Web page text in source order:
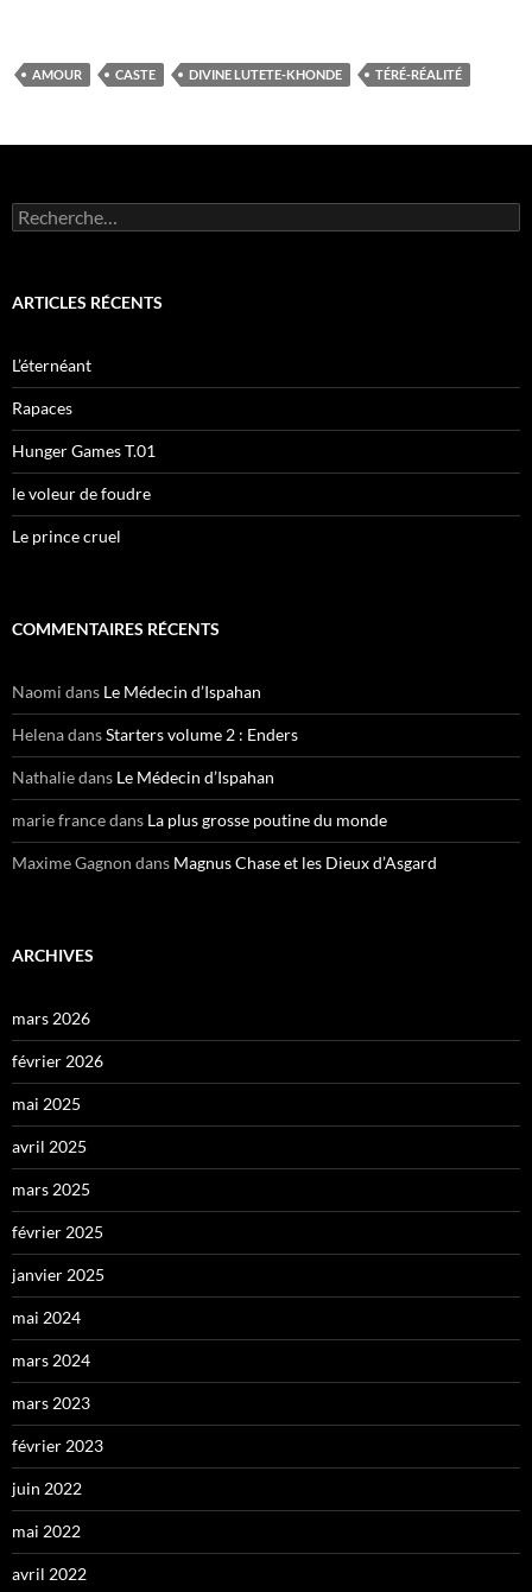
AMOUR CASTE DIVINE LUTETE-KHONDE TÉRÉ-RÉALITÉ
R
e
e
h
e
r
:
ARTICLES RÉCENTS
L’éternéant
Rapaces
Hunger Games T.01
le voleur de foudre
Le prince cruel
COMMENTAIRES RÉCENTS
Naomi dans Le Médecin d’Ispahan
HelenadansStarters volume 2 : Enders
Nathaliedans Le Médecin d’Ispahan
marie francedans La plus grosse poutine du monde
Maxime Gagnon dans Magnus Chase et les Dieux d’Asgard
ARCHIVES
mars 2026
février 2026
mai 2025
avril 2025
mars 2025
février 2025
janvier 2025
mai 2024
mars 2024
mars 2023
février 2023
juin 2022
mai 2022
avril 2022